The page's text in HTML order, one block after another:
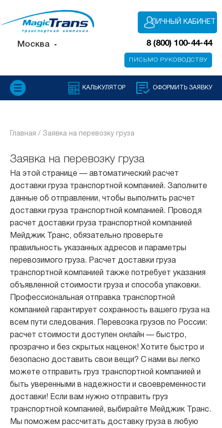
Москва 8 (800) 100-44-44
ЛИЧНЫЙ КАБИНЕТ
ПИСЬМО РУКОВОДСТВУ
КАЛЬКУЛЯТОР ОФОРМИТЬ ЗАЯВКУ
Главная / Заявка на перевозку груза
Заявка на перевозку груза
На этой странице — автоматический расчет
доставки груза транспортной компанией. Заполните
данные об отправлении, чтобы выполнить расчет
доставки груза транспортной компанией. Проводя
расчет доставки груза транспортной компанией
Мейджик Транс, обязательно проверьте
правильность указанных адресов и параметры
перевозимого груза. Расчет доставки груза
транспортной компанией также потребует указания
объявленной стоимости груза и способа упаковки.
Профессиональная отправка транспортной
компанией гарантирует сохранность вашего груза на
всем пути следования. Перевозка грузов по России:
расчет стоимости доступен онлайн — быстро,
прозрачно и без скрытых наценок! Хотите быстро и
безопасно доставить свои вещи? С нами вы легко
можете отправить груз транспортной компанией и
быть уверенными в надежности и своевременности
доставки! Если вам нужно отправить груз
транспортной компанией, выбирайте Мейджик Транс.
Мы поможем рассчитать доставку груза в любую